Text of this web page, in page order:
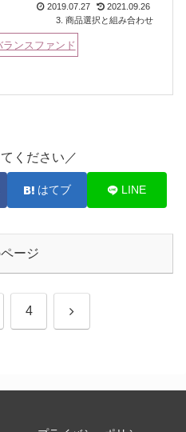
2019.07.27
2021.09.26
3. 商品選択と組み合わせ
ランスファンド
ください／
はてブ LINE
ージ
4 次